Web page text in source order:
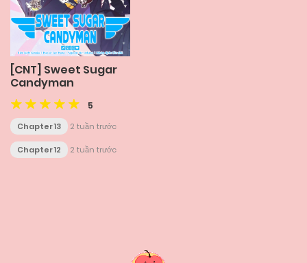
[CNT] Sweet Sugar
Candyman
5
Chapter 13 2 tuần trước
Chapter 12 2 tuần trước